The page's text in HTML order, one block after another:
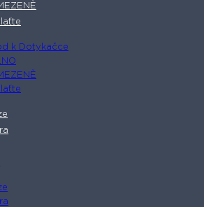
k Dotykačce